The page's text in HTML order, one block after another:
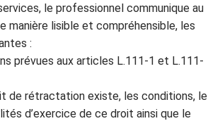
le professionnel communique au
manière lisible et compréhensible, les
es :
prévues aux articles L.111-1 et L.111-
de rétractation existe, les conditions, le
d’exercice de ce droit ainsi que le